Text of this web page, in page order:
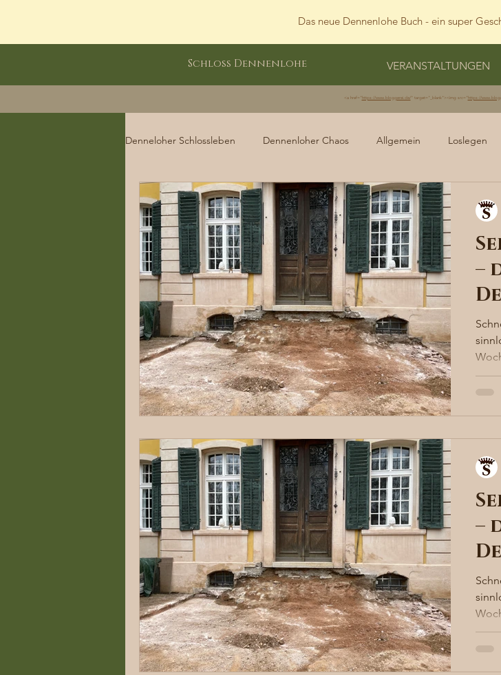
Das neue Dennenlohe Buch - ein super
Schloss Dennenlohe VERANSTALTUNGEN
<a href=" https://www.bloggerei.de/" target="_blank"><img src=" https://
Denneloher Schlossleben Dennenloher Chaos Allgemein Loslegen
Dennenloher Schlossleben
–
–